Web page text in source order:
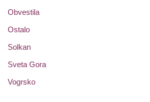
Obvestila
Ostalo
Solkan
Sveta Gora
Vogrsko